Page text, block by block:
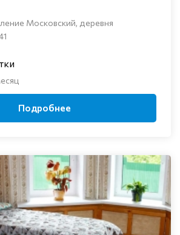
Московский, деревня
Подробнее